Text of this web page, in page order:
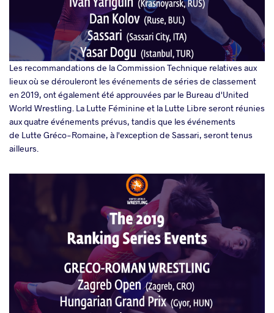
Les recommandations de la Commission Technique relatives aux
lieux où se dérouleront les événements de séries de classement
en 2019, ont également été approuvées par le Bureau d'United
World Wrestling. La Lutte Féminine et la Lutte Libre seront réunies
aux quatre événements prévus, tandis que les événements
de Lutte Gréco-Romaine, à l'exception de Sassari, seront tenus
ailleurs.